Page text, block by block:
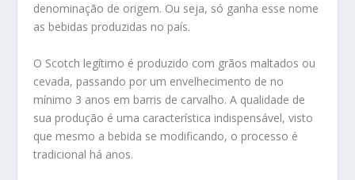
denominação de origem. Ou seja, só ganha esse nome
as bebidas produzidas no país.
O Scotch legítimo é produzido com grãos maltados ou
cevada, passando por um envelhecimento de no
mínimo 3 anos em barris de carvalho. A qualidade de
sua produção é uma característica indispensável, visto
que mesmo a bebida se modificando, o processo é
tradicional há anos.